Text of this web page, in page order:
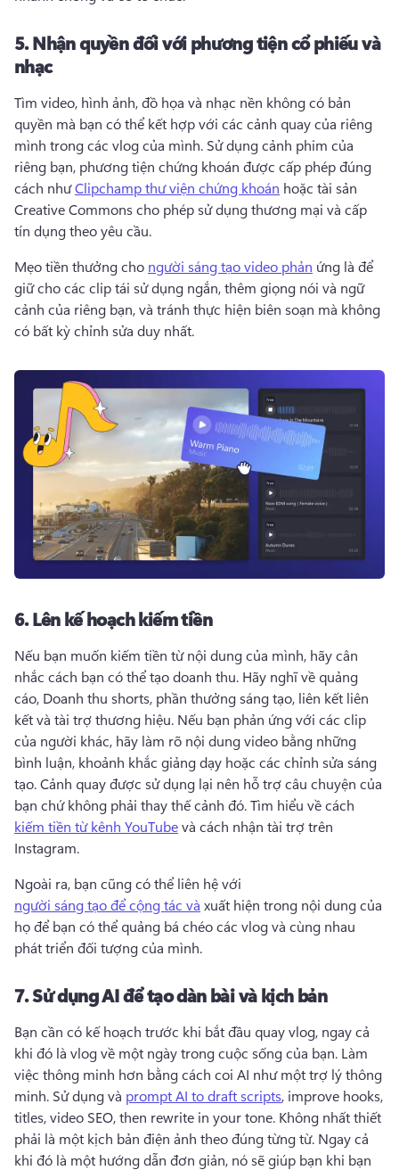
5.Nhận quyền đối với phương tiện cổ phiếu và
nhạc
Tìm video, hình ảnh, đồ họa và nhạc nền không có bản
quyền mà bạn có thể kết hợp với các cảnh quay của riêng
mình trong các vlog của mình. Sử dụng cảnh phim của
riêng bạn, phương tiện chứng khoán được cấp phép đúng
cách như Clipchamp thư viện chứng khoán hoặc tài sản
Creative Commons cho phép sử dụng thương mại và cấp
tín dụng theo yêu cầu.
Mẹo tiền thưởng cho người sáng tạo video phản ứng là để
giữ cho các clip tái sử dụng ngắn, thêm giọng nói và ngữ
cảnh của riêng bạn, và tránh thực hiện biên soạn mà không
có bất kỳ chỉnh sửa duy nhất.
6.Lên kế hoạch kiếm tiền
Nếu bạn muốn kiếm tiền từ nội dung của mình, hãy cân
nhắc cách bạn có thể tạo doanh thu. Hãy nghĩ về quảng
cáo, Doanh thu shorts, phần thưởng sáng tạo, liên kết liên
kết và tài trợ thương hiệu. Nếu bạn phản ứng với các clip
của người khác, hãy làm rõ nội dung video bằng những
bình luận, khoảnh khắc giảng dạy hoặc các chỉnh sửa sáng
tạo. Cảnh quay được sử dụng lại nên hỗ trợ câu chuyện của
bạn chứ không phải thay thế cảnh đó. Tìm hiểu về cách
kiếm tiền từ kênh YouTube và cách nhận tài trợ trên
Instagram.
Ngoài ra, bạn cũng có thể liên hệ với
người sáng tạo để cộng tác và xuất hiện trong nội dung của
họ để bạn có thể quảng bá chéo các vlog và cùng nhau
phát triển đối tượng của mình.
7.Sử dụng AI để tạo dàn bài và kịch bản
Bạn cần có kế hoạch trước khi bắt đầu quay vlog, ngay cả
khi đó là vlog về một ngày trong cuộc sống của bạn. Làm
việc thông minh hơn bằng cách coi AI như một trợ lý thông
minh. Sử dụng và prompt AI to draft scripts, improve hooks,
titles, video SEO, then rewrite in your tone. Không nhất thiết
phải là một kịch bản điện ảnh theo đúng từng từ. Ngay cả
khi đó là một hướng dẫn đơn giản, nó sẽ giúp bạn khi bạn